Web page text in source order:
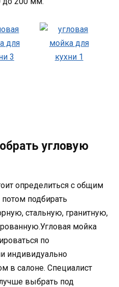
угловую
определиться с общим
подбирать
стальную, гранитную,
мойка
по
индивидуально
в салоне. Специалист
выбрать под